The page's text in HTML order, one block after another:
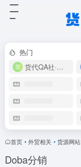
热门
货代QA社·让货代之路更简单！
首页 • 外贸相关 • 货源网站
Doba分销